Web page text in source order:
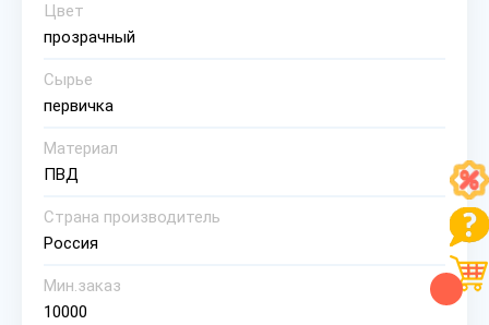
Цвет
прозрачный
Сырье
первичка
Материал
ПВД
Страна производитель
Россия
Мин.заказ
10000